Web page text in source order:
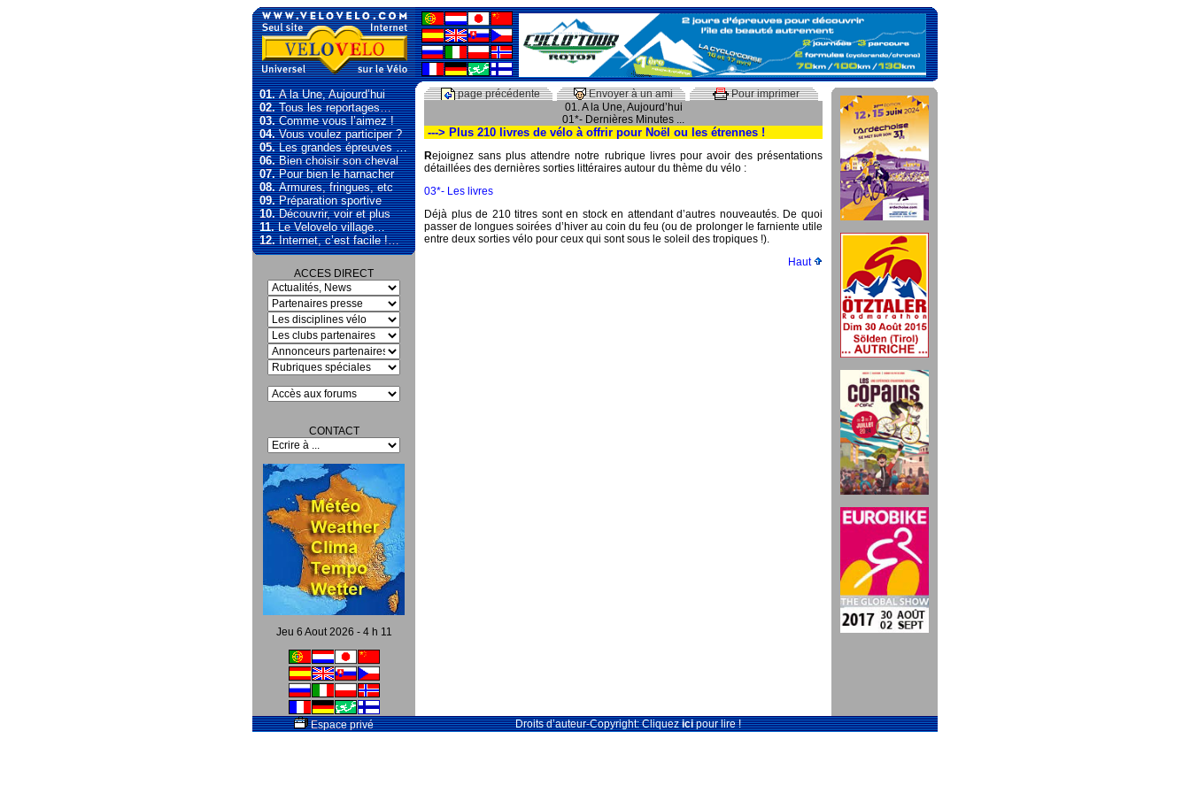
01.A la Une, Aujourd’hui
02.Tous les reportages…
03.Comme vous l’aimez !
04.Vous voulez participer ?
05.Les grandes épreuves …
06.Bien choisir son cheval
07.Pour bien le harnacher
08.Armures, fringues, etc
09.Préparation sportive
10.Découvrir, voir et plus
11.Le Velovelo village…
12.Internet, c’est facile !…
ACCES DIRECT
CONTACT
Jeu 6 Aout 2026 - 4 h 11
page précédente Envoyer à un ami
Pour imprimer
01. A la Une, Aujourd’hui
01*- Dernières Minutes ...
---> Plus 210 livres de vélo à offrir pour Noël ou les étrennes !
Rejoignez sans plus attendre notre rubrique livres pour avoir des présentations
détaillées des dernières sorties littéraires autour du thème du vélo :
03*- Les livres
Déjà plus de 210 titres sont en stock en attendant d’autres nouveautés. De quoi
passer de longues soirées d’hiver au coin du feu (ou de prolonger le farniente utile
entre deux sorties vélo pour ceux qui sont sous le soleil des tropiques !).
Haut
Espace privé Droits d’auteur-Copyright: Cliquezicipour lire !